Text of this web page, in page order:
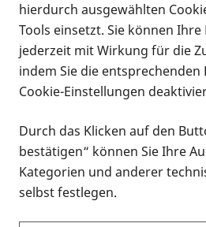
Infomaterial
Infomaterial
Vorlesen
Alle Infomaterialien in
Formaten an einem Ort
Sie möchten wissen, wie Sie
hierdurch ausgewählten
Tools einsetzt. Sie können
jederzeit mit Wirkung für die
indem Sie die
Cookie-Einstellungen
Durch das Klicken auf den
bestätigen“ können Sie Ihre
Kategorien und anderer
selbst festlegen.